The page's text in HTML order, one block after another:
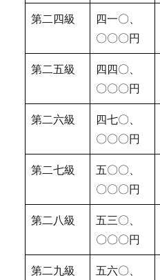
第二四級
四一〇、
〇〇〇円
第二五級
四四〇、
〇〇〇円
第二六級
四七〇、
〇〇〇円
第二七級
五〇〇、
〇〇〇円
第二八級
五三〇、
〇〇〇円
第二九級
五六〇、